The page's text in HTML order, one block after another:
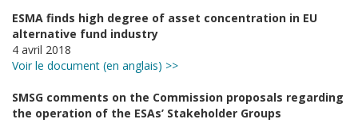
ESMA finds high degree of asset concentration in EU
alternative fund industry
4 avril 2018
Voir le document (en anglais) >>
SMSG comments on the Commission proposals regarding
the operation of the ESAs’ Stakeholder Groups